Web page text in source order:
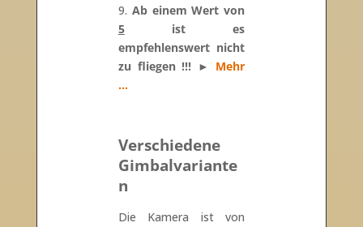
9. Ab einem Wert von
5ist es
empfehlenswert nicht
zu fliegen !!! ► Mehr
…
Verschiedene
Gimbalvariante
n
Die Kamera ist von